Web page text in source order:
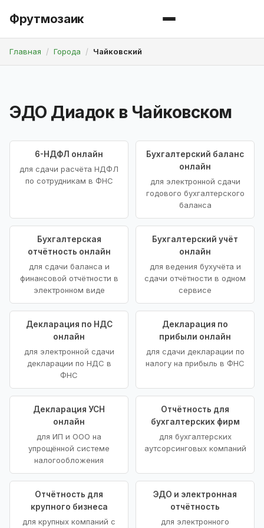
Фрутмозаик
Главная Города Чайковский
ЭДО Диадок в Чайковском
6-НДФЛ онлайн
для сдачи расчёта НДФЛ
по сотрудникам в ФНС
Бухгалтерский баланс
онлайн
для электронной сдачи
годового бухгалтерского
баланса
Бухгалтерская
отчётность онлайн
для сдачи баланса и
финансовой отчётности в
электронном виде
Бухгалтерский учёт
онлайн
для ведения бухучёта и
сдачи отчётности в одном
сервисе
Декларация по НДС
онлайн
для электронной сдачи
декларации по НДС в
ФНС
Декларация по
прибыли онлайн
для сдачи декларации по
налогу на прибыль в ФНС
Декларация УСН
онлайн
для ИП и ООО на
упрощённой системе
налогообложения
Отчётность для
бухгалтерских фирм
для бухгалтерских
аутсорсинговых компаний
Отчётность для
крупного бизнеса
для крупных компаний с
ЭДО и электронная
отчётность
для электронного